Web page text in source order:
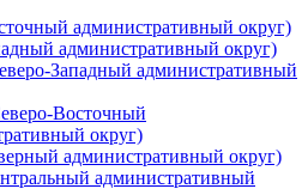
административный округ)
административный округ)
Западный административный
Восточный
округ)
административный округ)
административный